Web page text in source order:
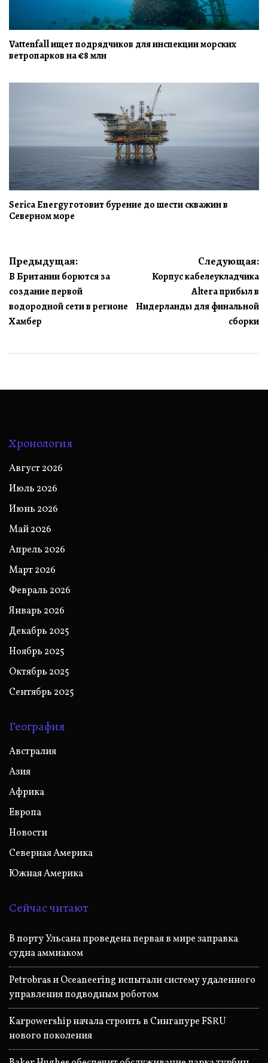
Vattenfall ищет подрядчиков для инспекции морских
ветропарков на €8 млн
Serica Energy готовит бурение до шести скважин в
Северном море
Навигация
по
записям
Предыдущая:
В Британии борются за
создание первой
водородной сети в регионе
Хамбер
Следующая:
Корпус кабелеукладчика
Altera прибыл в
Нидерланды для финальной
сборки
Хронология
Август 2026
Июль 2026
Июнь 2026
Май 2026
Апрель 2026
Март 2026
Февраль 2026
Январь 2026
Декабрь 2025
Ноябрь 2025
Октябрь 2025
Сентябрь 2025
География
Австралия
Азия
Африка
Европа
Новости
Северная Америка
Южная Америка
Сейчас читают
В порту Ульсана проведена первая в мире заправка
судна аммиаком
Petrobras и Oceaneering испытали систему удаленного
управления подводным роботом
Karpowership начала строить в Сингапуре FSRU
нового поколения